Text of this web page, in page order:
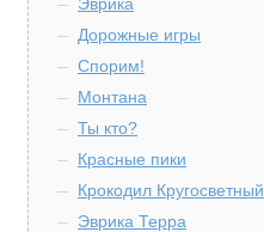
Дорожные игры
Спорим!
Монтана
Ты кто?
Красные пики
Крокодил Кругосветный
Эврика Терра